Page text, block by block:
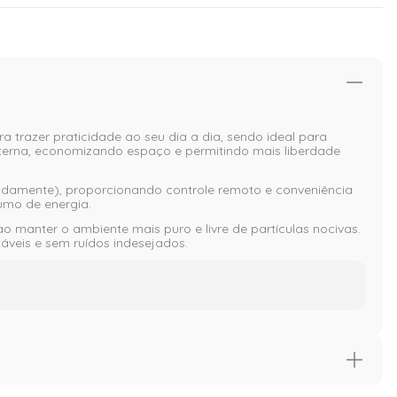
trazer praticidade ao seu dia a dia, sendo ideal para
economizando espaço e permitindo mais liberdade
proporcionando controle remoto e conveniência
de energia.
manter o ambiente mais puro e livre de partículas nocivas.
e sem ruídos indesejados.